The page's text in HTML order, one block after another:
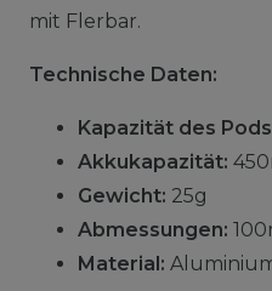
mit Flerbar.
Technische Daten:
Kapazität des
Akkukapazität:
Gewicht: 25g
Abmessungen:
Material: